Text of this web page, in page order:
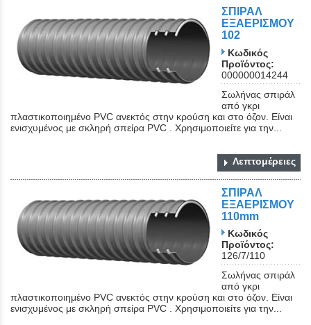
ΣΠΙΡΑΛ
ΕΞΑΕΡΙΣΜΟΥ
102
Κωδικός
Προϊόντος:
000000014244
Σωλήνας σπιράλ
από γκρι
πλαστικοποιημένο PVC ανεκτός στην κρούση και στο όζον. Είναι
ενισχυμένος με σκληρή σπείρα PVC . Χρησιμοποιείτε για την...
Λεπτομέρειες
ΣΠΙΡΑΛ
ΕΞΑΕΡΙΣΜΟΥ
110mm
Κωδικός
Προϊόντος:
126/7/110
Σωλήνας σπιράλ
από γκρι
πλαστικοποιημένο PVC ανεκτός στην κρούση και στο όζον. Είναι
ενισχυμένος με σκληρή σπείρα PVC . Χρησιμοποιείτε για την...